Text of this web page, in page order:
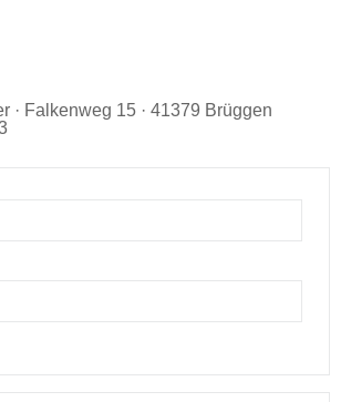
· Falkenweg 15 · 41379 Brüggen